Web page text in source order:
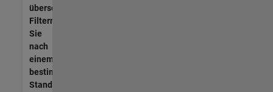
übersetzt.
Filtern
Sie
nach
einem
bestimmten
Standort,